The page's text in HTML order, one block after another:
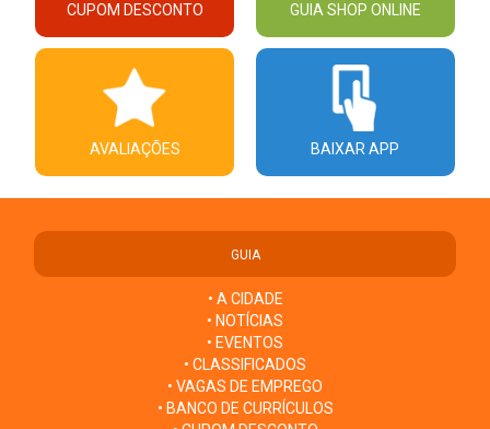
CUPOM DESCONTO GUIA SHOP ONLINE
AVALIAÇÕES BAIXAR APP
GUIA
• A CIDADE
• NOTÍCIAS
• EVENTOS
• CLASSIFICADOS
• VAGAS DE EMPREGO
• BANCO DE CURRÍCULOS